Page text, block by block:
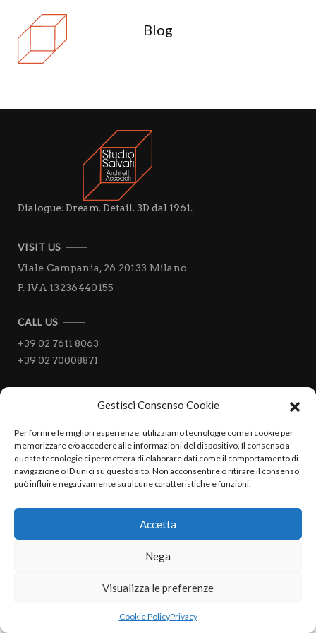
Gestisci Consenso Cookie
Per fornire le migliori esperienze, utilizziamo tecnologie come i cookie per
memorizzare e/o accedere alle informazioni del dispositivo. Il consenso a
queste tecnologie ci permetterà di elaborare dati come il comportamento di
navigazione o ID unici su questo sito. Non acconsentire o ritirare il consenso
può influire negativamente su alcune caratteristiche e funzioni.
Accetta
Nega
Visualizza le preferenze
Cookie PolicyPrivacy
Blog
Dialogue. Dream. Detail. 3D dal 1961.
VISIT US
Viale Campania, 26 20133 Milano
P. IVA 13236440155
CALL US
+39 02 7611 8063
+39 02 70008871
EMAIL
info@studiosalvati.it